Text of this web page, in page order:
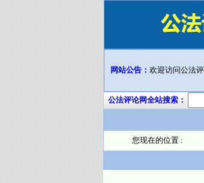
网站公告： 欢迎访问公法
公法评论网全站搜索：
您现在的位置 :